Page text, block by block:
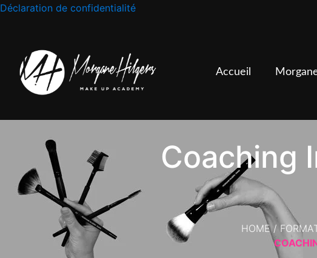
Déclaration de confidentialité
Accueil
Coaching
HOME /